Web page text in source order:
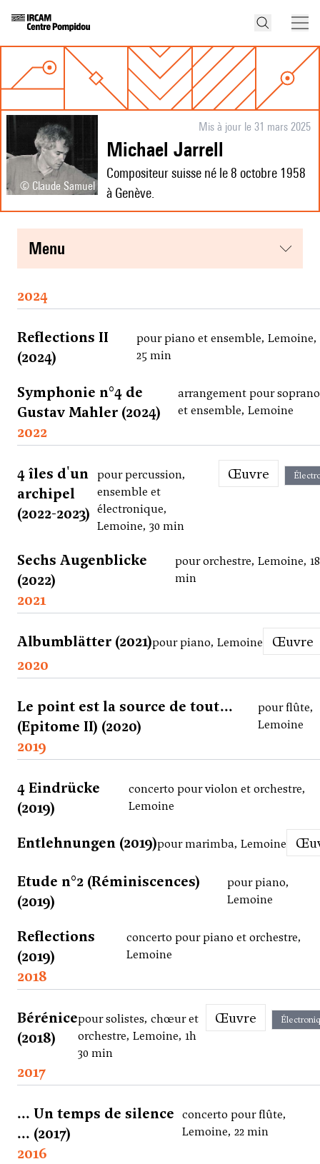
© Claude Samuel
Mis à jour le 31 mars 2025
Michael Jarrell
Compositeur suisse né le 8 octobre 1958
à Genève.
menu
2024
Reflections II
(2024)
pour piano et ensemble, Lemoine,
25 min
Symphonie n°4 de
Gustav Mahler (2024)
arrangement pour soprano
et ensemble, Lemoine
2022
4 îles d'un
archipel
(2022-2023)
pour percussion,
ensemble et
électronique,
Lemoine, 30 min
Œuvre
Sechs Augenblicke
(2022)
pour orchestre, Lemoine, 18
min
2021
Albumblätter (2021)pour piano, Lemoine
Œuvre
2020
Le point est la source de tout...
(Epitome II) (2020)
pour flûte,
Lemoine
2019
4 Eindrücke
(2019)
concerto pour violon et orchestre,
Lemoine
Entlehnungen (2019)pour marimba, Lemoine
Etude n°2 (Réminiscences)
(2019)
pour piano,
Lemoine
Reflections
(2019)
concerto pour piano et orchestre,
Lemoine
2018
Bérénice
(2018)
pour solistes, chœur et
orchestre, Lemoine, 1h
30 min
Œuvre
2017
... Un temps de silence
... (2017)
concerto pour flûte,
Lemoine, 22 min
2016